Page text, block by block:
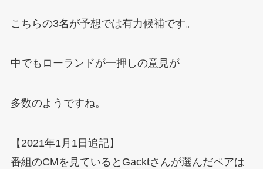
こちらの3名が予想では有力候補です。
中でもローランドが一押しの意見が
多数のようですね。
【2021年1月1日追記】
番組のCMを見ているとGacktさんが選んだペアは